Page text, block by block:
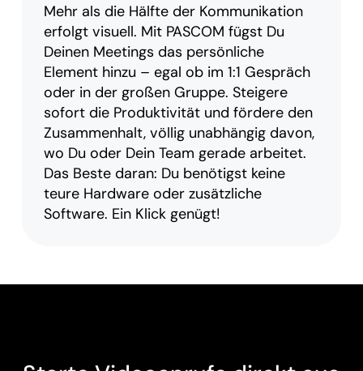
Mehr als die Hälfte der Kommunikation
erfolgt visuell. Mit PASCOM fügst Du
Deinen Meetings das persönliche
Element hinzu – egal ob im 1:1 Gespräch
oder in der großen Gruppe. Steigere
sofort die Produktivität und fördere den
Zusammenhalt, völlig unabhängig davon,
wo Du oder Dein Team gerade arbeitet.
Das Beste daran: Du benötigst keine
teure Hardware oder zusätzliche
Software. Ein Klick genügt!